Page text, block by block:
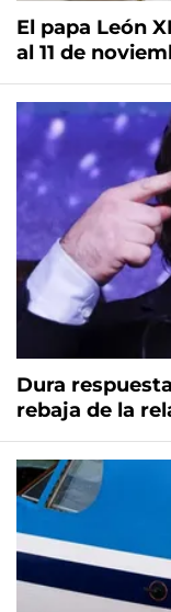
El papa León
al 11 de
Dura
rebaja de la